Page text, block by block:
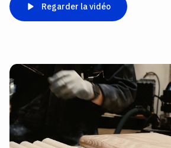
Regarder la vidéo